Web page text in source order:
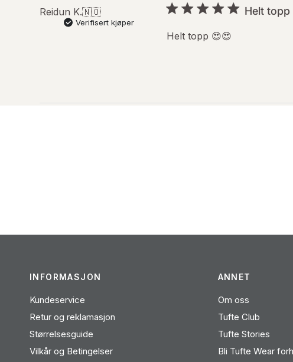
Reidun K.🇳🇴
Verifisert kjøper
Helt topp
Helt topp 😍😍
INFORMASJON
Kundeservice
Retur og reklamasjon
Størrelsesguide
Vilkår og Betingelser
ANNET
Om oss
Tufte Club
Tufte Stories
Bli Tufte Wear